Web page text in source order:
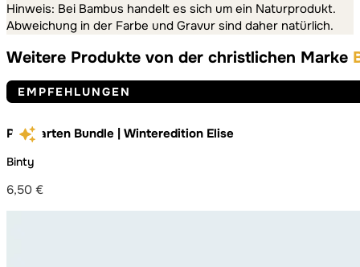
Hinweis: Bei Bambus handelt es sich um ein Naturprodukt.
Abweichung in der Farbe und Gravur sind daher natürlich.
Weitere Produkte von der christlichen Marke
EMPFEHLUNGEN
Postkarten Bundle | Winteredition Elise
Binty
6,50 €